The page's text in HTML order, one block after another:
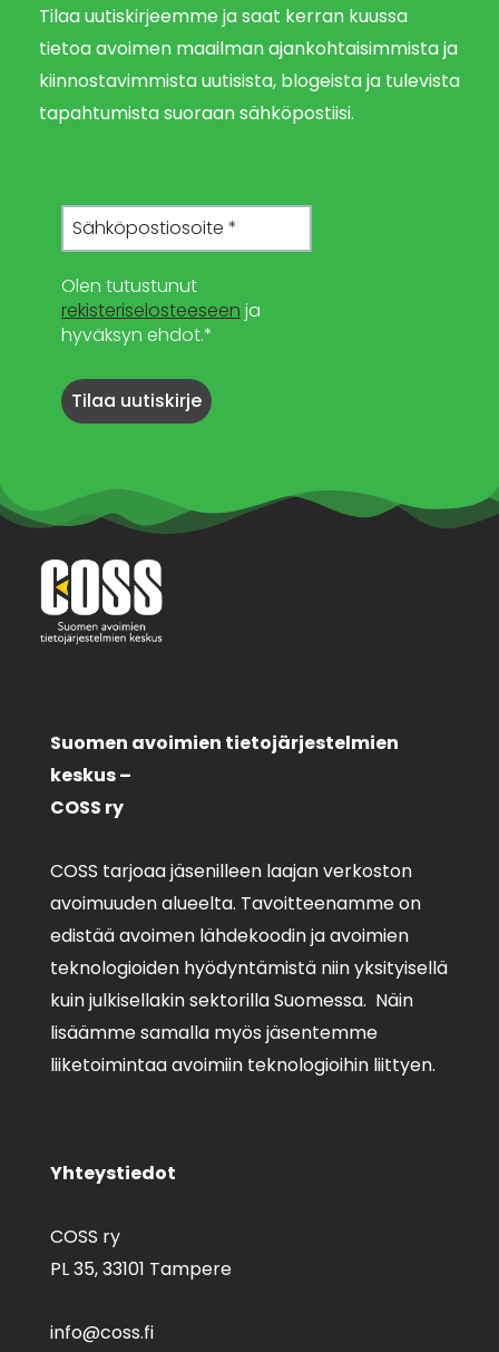
Tilaa uutiskirjeemme ja saat kerran kuussa
tietoa avoimen maailman ajankohtaisimmista ja
kiinnostavimmista uutisista, blogeista ja tulevista
tapahtumista suoraan sähköpostiisi.
Olen tutustunut
rekisteriselosteeseen ja
hyväksyn ehdot.*
Suomen avoimien tietojärjestelmien
keskus –
COSS ry
COSS tarjoaa jäsenilleen laajan verkoston
avoimuuden alueelta. Tavoitteenamme on
edistää avoimen lähdekoodin ja avoimien
teknologioiden hyödyntämistä niin yksityisellä
kuin julkisellakin sektorilla Suomessa. Näin
lisäämme samalla myös jäsentemme
liiketoimintaa avoimiin teknologioihin liittyen.
Yhteystiedot
COSS ry
PL 35,33101 Tampere
info@coss.fi